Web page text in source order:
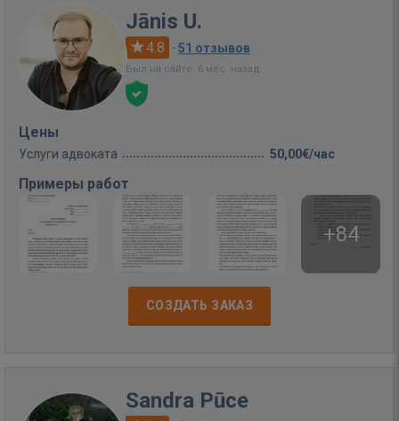
Jānis U.
4.8 · 51 отзывов
Был на сайте: 6 мес. назад
Цены
Услуги адвоката 50,00€/час
Примеры работ
+84
СОЗДАТЬ ЗАКАЗ
Sandra Pūce